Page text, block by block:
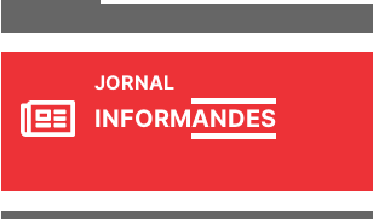
JORNAL
INFORMANDES